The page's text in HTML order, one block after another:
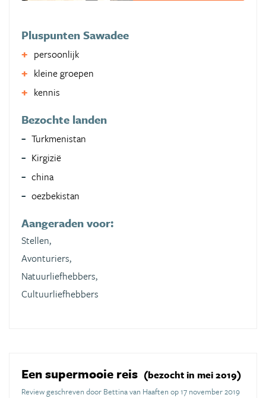
Pluspunten Sawadee
persoonlijk
kleine groepen
kennis
Bezochte landen
Turkmenistan
Kirgizië
china
oezbekistan
Aangeraden voor:
Stellen,
Avonturiers,
Natuurliefhebbers,
Cultuurliefhebbers
Een supermooie reis (bezocht in mei 2019)
Review geschreven door Bettina van Haaften op 17 november 2019